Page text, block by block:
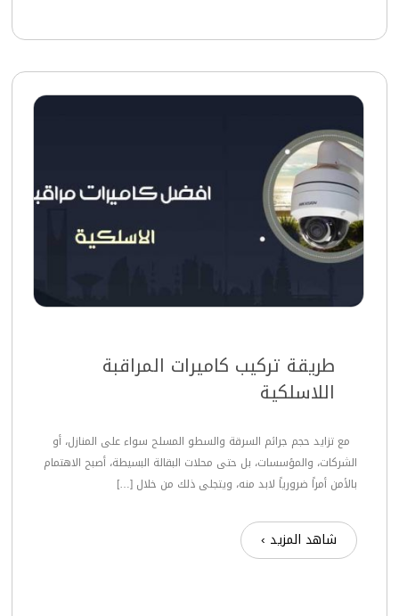
طريقة تركيب كاميرات المراقبة
اللاسلكية
مع تزايد حجم جرائم السرقة والسطو المسلح سواء على المنازل، أو
الشركات، والمؤسسات، بل حتى محلات البقالة البسيطة، أصبح الاهتمام
بالأمن أمراً ضرورياً لابد منه، ويتجلى ذلك من خلال […]
شاهد المزيد ›